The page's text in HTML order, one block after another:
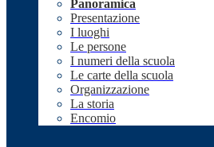
Panoramica
Presentazione
I luoghi
Le persone
I numeri della scuola
Le carte della scuola
Organizzazione
La storia
Encomio